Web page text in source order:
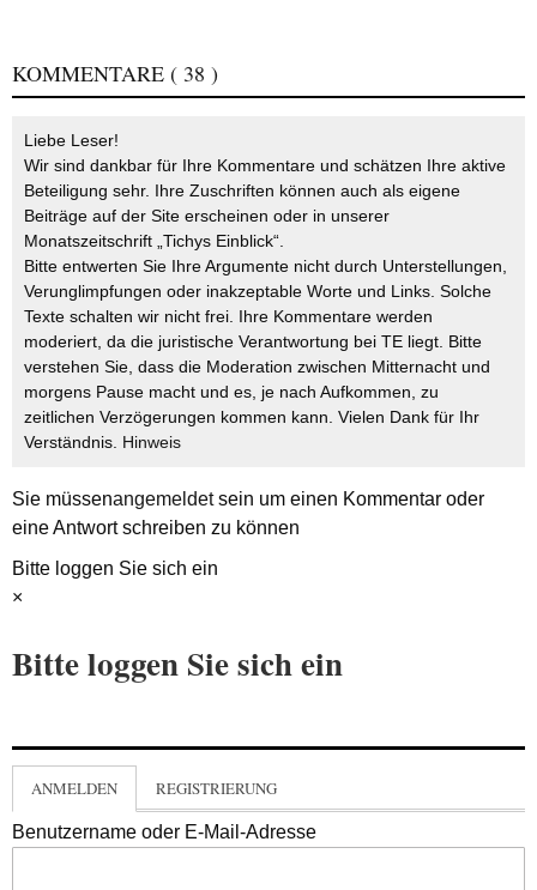
KOMMENTARE ( 38 )
Liebe Leser!
Wir sind dankbar für Ihre Kommentare und schätzen Ihre aktive
Beteiligung sehr. Ihre Zuschriften können auch als eigene
Beiträge auf der Site erscheinen oder in unserer
Monatszeitschrift „Tichys Einblick“.
Bitte entwerten Sie Ihre Argumente nicht durch Unterstellungen,
Verunglimpfungen oder inakzeptable Worte und Links. Solche
Texte schalten wir nicht frei. Ihre Kommentare werden
moderiert, da die juristische Verantwortung bei TE liegt. Bitte
verstehen Sie, dass die Moderation zwischen Mitternacht und
morgens Pause macht und es, je nach Aufkommen, zu
zeitlichen Verzögerungen kommen kann. Vielen Dank für Ihr
Verständnis. Hinweis
Sie müssenangemeldetsein um einen Kommentar oder
eine Antwort schreiben zu können
Bitte loggen Sie sich ein
×
Bitte loggen Sie sich ein
ANMELDEN REGISTRIERUNG
Benutzername oder E-Mail-Adresse